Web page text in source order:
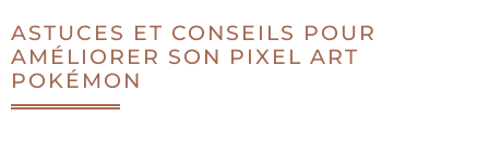
ASTUCES ET CONSEILS POUR
AMÉLIORER SON PIXEL ART
POKÉMON